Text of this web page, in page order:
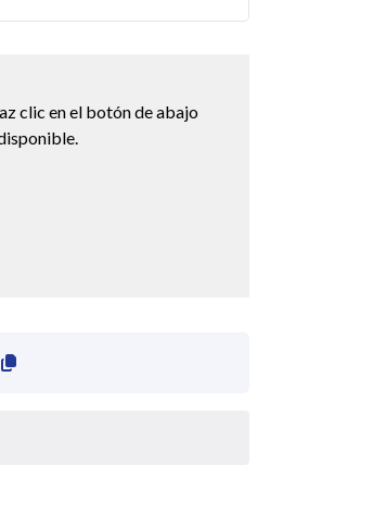
clic en el botón de abajo